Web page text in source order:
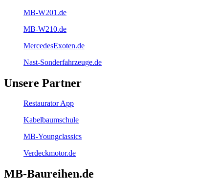
MB-W201.de
MB-W210.de
MercedesExoten.de
Nast-Sonderfahrzeuge.de
Unsere Partner
Restaurator App
Kabelbaumschule
MB-Youngclassics
Verdeckmotor.de
MB-Baureihen.de